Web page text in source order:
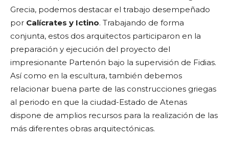
Grecia, podemos destacar el trabajo desempeñado
por Calícrates y Ictino. Trabajando de forma
conjunta, estos dos arquitectos participaron en la
preparación y ejecución del proyecto del
impresionante Partenón bajo la supervisión de Fidias.
Así como en la escultura, también debemos
relacionar buena parte de las construcciones griegas
al periodo en que la ciudad-Estado de Atenas
dispone de amplios recursos para la realización de las
más diferentes obras arquitectónicas.